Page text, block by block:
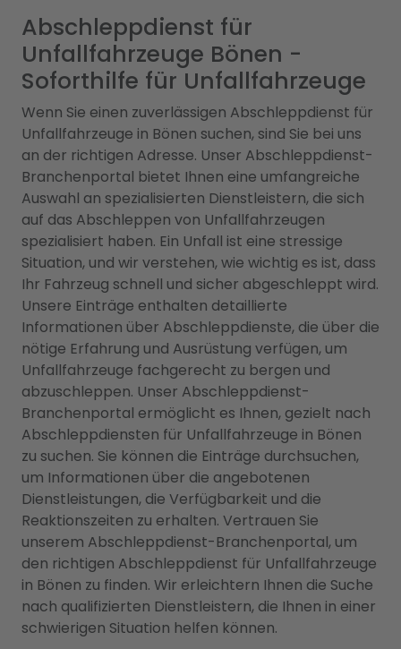
Abschleppdienst für
Unfallfahrzeuge Bönen -
Soforthilfe für Unfallfahrzeuge
Wenn Sie einen zuverlässigen Abschleppdienst für
Unfallfahrzeuge in Bönen suchen, sind Sie bei uns
an der richtigen Adresse. Unser Abschleppdienst-
Branchenportal bietet Ihnen eine umfangreiche
Auswahl an spezialisierten Dienstleistern, die sich
auf das Abschleppen von Unfallfahrzeugen
spezialisiert haben. Ein Unfall ist eine stressige
Situation, und wir verstehen, wie wichtig es ist, dass
Ihr Fahrzeug schnell und sicher abgeschleppt wird.
Unsere Einträge enthalten detaillierte
Informationen über Abschleppdienste, die über die
nötige Erfahrung und Ausrüstung verfügen, um
Unfallfahrzeuge fachgerecht zu bergen und
abzuschleppen. Unser Abschleppdienst-
Branchenportal ermöglicht es Ihnen, gezielt nach
Abschleppdiensten für Unfallfahrzeuge in Bönen
zu suchen. Sie können die Einträge durchsuchen,
um Informationen über die angebotenen
Dienstleistungen, die Verfügbarkeit und die
Reaktionszeiten zu erhalten. Vertrauen Sie
unserem Abschleppdienst-Branchenportal, um
den richtigen Abschleppdienst für Unfallfahrzeuge
in Bönen zu finden. Wir erleichtern Ihnen die Suche
nach qualifizierten Dienstleistern, die Ihnen in einer
schwierigen Situation helfen können.